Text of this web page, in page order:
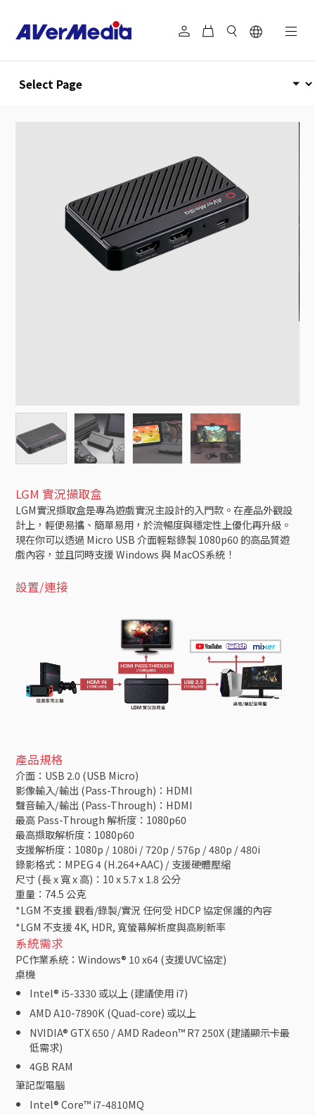
LGM 實況擷取盒
LGM實況擷取盒是專為遊戲實況主設計的入門款。在產品外觀設
計上，輕便易攜、簡單易用，於流暢度與穩定性上優化再升級。
現在你可以透過 Micro USB 介面輕鬆錄製 1080p60 的高品質遊
戲內容，並且同時支援 Windows 與 MacOS系統！
設置/連接
產品規格
介面：USB 2.0 (USB Micro)
影像輸入/輸出 (Pass-Through)：HDMI
聲音輸入/輸出 (Pass-Through)：HDMI
最高 Pass-Through 解析度：1080p60
最高擷取解析度：1080p60
支援解析度：1080p / 1080i / 720p / 576p / 480p / 480i
錄影格式：MPEG 4 (H.264+AAC) / 支援硬體壓縮
尺寸 (長 x 寬 x 高)：10 x 5.7 x 1.8 公分
重量：74.5 公克
*LGM 不支援 觀看/錄製/實況 任何受 HDCP 協定保護的內容
*LGM 不支援 4K, HDR, 寬螢幕解析度與高刷新率
系統需求
PC作業系統：Windows® 10 x64 (支援UVC協定)
桌機
Intel® i5-3330 或以上 (建議使用 i7)
AMD A10-7890K (Quad-core) 或以上
NVIDIA® GTX 650 / AMD Radeon™ R7 250X (建議顯示卡最
低需求)
4GB RAM
筆記型電腦
Intel® Core™ i7-4810MQ